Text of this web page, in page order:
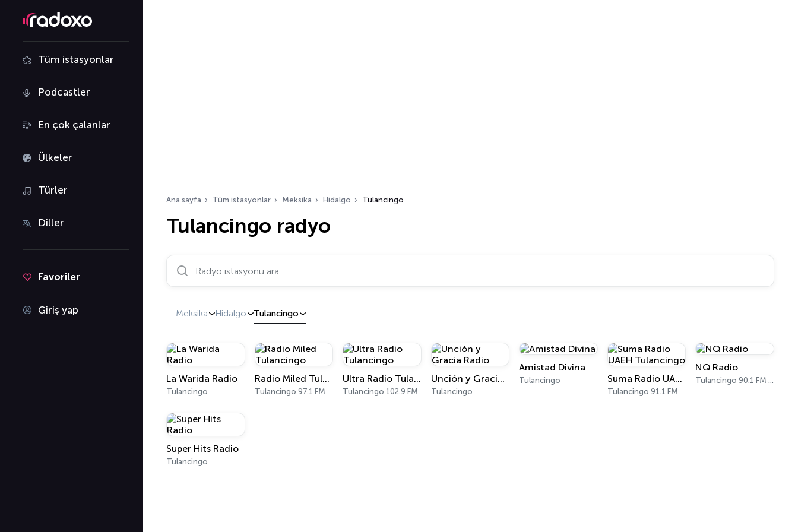
Tüm istasyonlar
Podcastler
En çok çalanlar
Ülkeler
Türler
Diller
Favoriler
Giriş yap
Ana sayfa Tüm istasyonlar Meksika Hidalgo Tulancingo
Tulancingo radyo
Radyo istasyonu ara…
Meksika Hidalgo Tulancingo
La Warida Radio
Tulancingo
Radio Miled Tulancingo
Tulancingo 97.1 FM
Ultra Radio Tulancingo
Tulancingo 102.9 FM
Unción y Gracia Radio
Tulancingo
Amistad Divina
Tulancingo Suma Radio UAEH Tulancingo
Tulancingo 91.1 FM
NQ Radio
Tulancingo 90.1 FM - 640 AM
Super Hits Radio
Tulancingo